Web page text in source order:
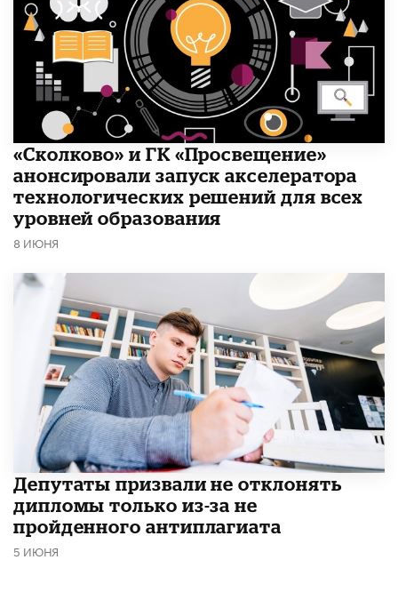
«Сколково» и ГК «Просвещение»
анонсировали запуск акселератора
технологических решений для всех
уровней образования
8 ИЮНЯ
Депутаты призвали не отклонять
дипломы только из-за не
пройденного антиплагиата
5 ИЮНЯ